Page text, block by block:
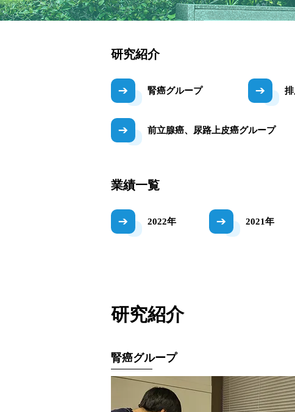
研究紹介
腎癌グループ
前立腺癌、尿路上皮癌グループ
業績一覧
2022年 2021年
研究紹介
腎癌グループ